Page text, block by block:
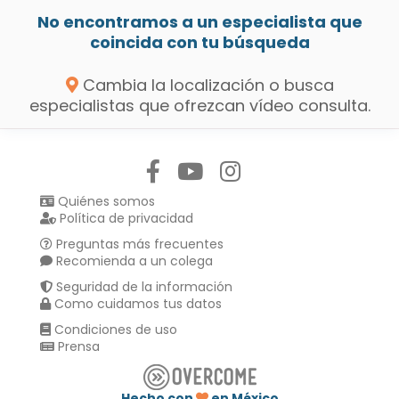
No encontramos a un especialista que
coincida con tu búsqueda
Cambia la localización o busca
especialistas que ofrezcan vídeo consulta.
Quiénes somos
Política de privacidad
Preguntas más frecuentes
Recomienda a un colega
Seguridad de la información
Como cuidamos tus datos
Condiciones de uso
Prensa